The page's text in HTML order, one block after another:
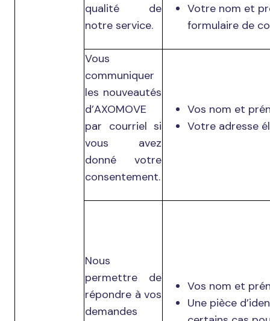
qualité de
notre service.
Votre nom et
formulaire de
Vous
communiquer
les nouveautés
d’AXOMOVE
par courriel si
vous avez
donné votre
consentement.
Vos nom et
Votre adresse
Nous
permettre de
répondre à vos
demandes
Vos nom et
Une pièce